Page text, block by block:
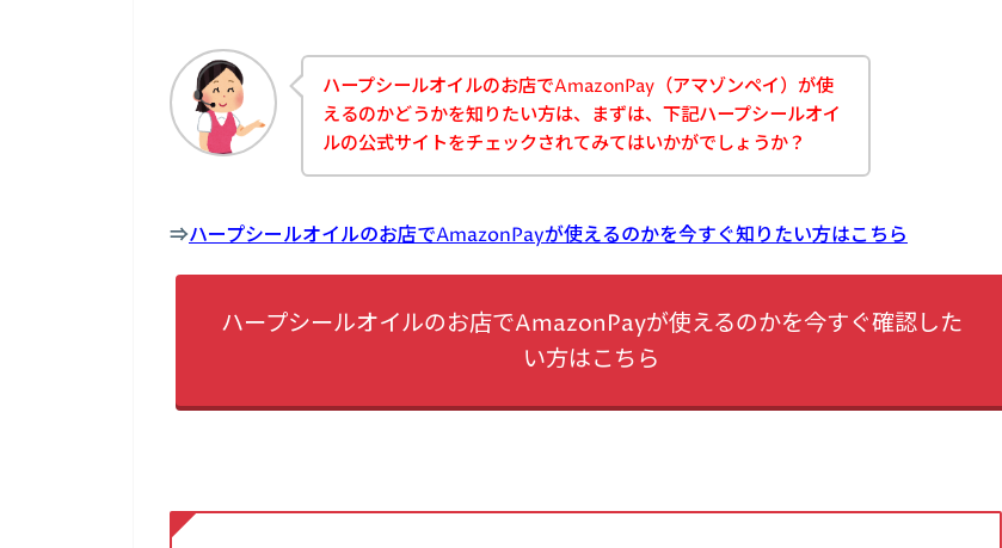
ハープシールオイルのお店でAmazonPay（アマゾンペイ）が使
えるのかどうかを知りたい方は、まずは、下記ハープシールオイ
ルの公式サイトをチェックされてみてはいかがでしょうか？
⇒ハープシールオイルのお店でAmazonPayが使えるのかを今すぐ知りたい方はこちら
ハープシールオイルのお店でAmazonPayが使えるのかを今すぐ確認した
い方はこちら